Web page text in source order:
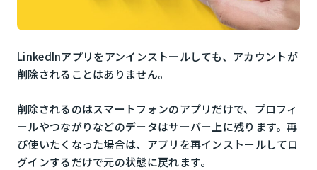
LinkedInアプリをアンインストールしても、アカウントが
削除されることはありません。
削除されるのはスマートフォンのアプリだけで、プロフィ
ールやつながりなどのデータはサーバー上に残ります。再
び使いたくなった場合は、アプリを再インストールしてロ
グインするだけで元の状態に戻れます。